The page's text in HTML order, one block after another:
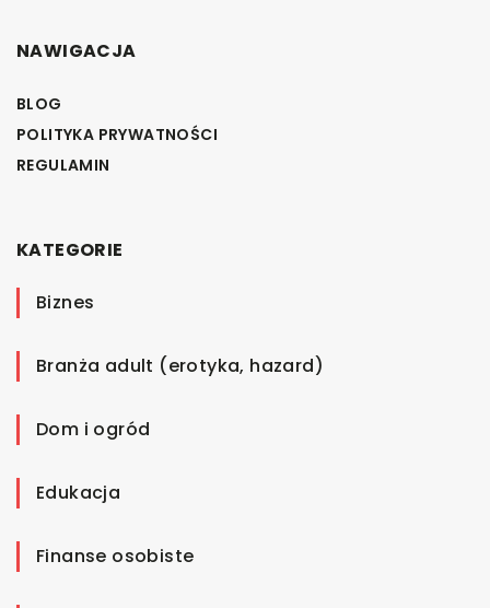
NAWIGACJA
BLOG
POLITYKA PRYWATNOŚCI
REGULAMIN
KATEGORIE
Biznes
Branża adult (erotyka, hazard)
Dom i ogród
Edukacja
Finanse osobiste